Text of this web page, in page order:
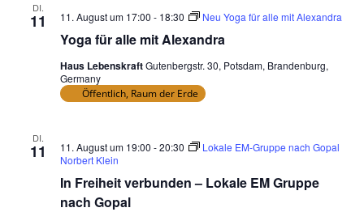
DI.
11
Yoga für alle mit Alexandra
11. August um 17:00 - 18:30 Neu Yoga für alle mit Alexandra
Haus LebenskraftGutenbergstr. 30, Potsdam, Brandenburg,
Germany
Öffentlich, Raum der Erde
DI.
11
In Freiheit verbunden – Lokale EM Gruppe
nach Gopal
11. August um 19:00 -20:30
Lokale EM-Gruppe nach Gopal
Norbert Klein